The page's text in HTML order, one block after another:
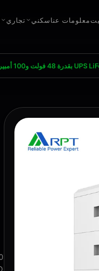
معلومات عناسكني تجاري